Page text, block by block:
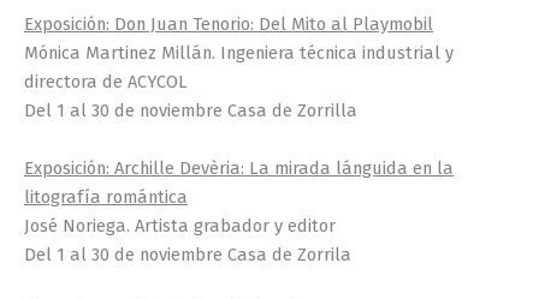
Exposición: Don Juan Tenorio: Del Mito al Playmobil
Mónica Martinez Millán. Ingeniera técnica industrial y
directora de ACYCOL
Del 1 al 30 de noviembre Casa de Zorrilla
Exposición: Archille Devèria: La mirada lánguida en la
litografía romántica
José Noriega. Artista grabador y editor
Del 1 al 30 de noviembre Casa de Zorrila